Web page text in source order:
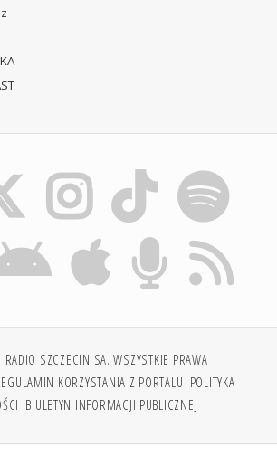
SZCZECIN SA. WSZYSTKIE PRAWA
KORZYSTANIA Z PORTALU POLITYKA
BIULETYN INFORMACJI PUBLICZNEJ